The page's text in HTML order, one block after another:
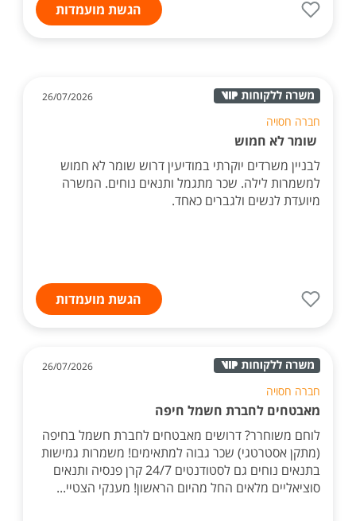
הגשת מועמדות
26/07/2026
חברה חסויה
שומר לא חמוש
לבניין משרדים יוקרתי במודיעין דרוש שומר לא חמוש
למשמרות לילה. שכר מתגמל ותנאים נוחים. המשרה
מיועדת לנשים ולגברים כאחד.
הגשת מועמדות
26/07/2026
חברה חסויה
מאבטחים לחברת חשמל חיפה
לוחם משוחרר? דרושים מאבטחים לחברת חשמל בחיפה
(מתקן אסטרטגי) שכר גבוה למתאימים! משמרות גמישות
בתנאים נוחים גם לסטודנטים 24/7 קרן פנסיה ותנאים
סוציאליים מלאים החל מהיום הראשון! מענקי הצטיי...